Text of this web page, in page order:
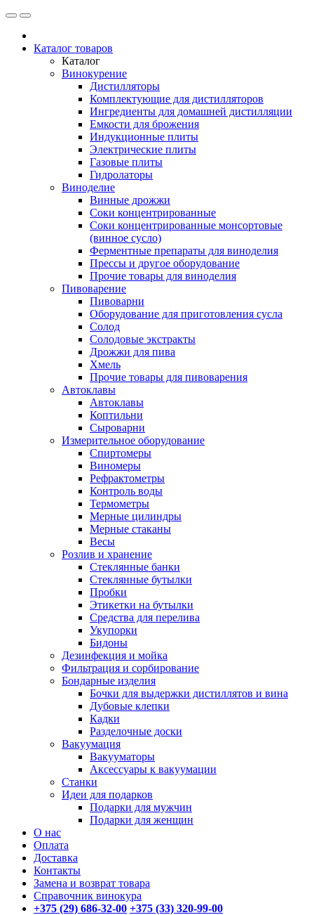
Каталог товаров
Каталог
Винокурение
Дистилляторы
Комплектующие для дистилляторов
Ингредиенты для домашней дистилляции
Емкости для брожения
Индукционные плиты
Электрические плиты
Газовые плиты
Гидролаторы
Виноделие
Винные дрожжи
Соки концентрированные
Соки концентрированные монсортовые
(винное сусло)
Ферментные препараты для виноделия
Прессы и другое оборудование
Прочие товары для виноделия
Пивоварение
Пивоварни
Оборудование для приготовления сусла
Солод
Солодовые экстракты
Дрожжи для пива
Хмель
Прочие товары для пивоварения
Автоклавы
Автоклавы
Коптильни
Сыроварни
Измерительное оборудование
Спиртомеры
Виномеры
Рефрактометры
Контроль воды
Термометры
Мерные цилиндры
Мерные стаканы
Весы
Розлив и хранение
Стеклянные банки
Стеклянные бутылки
Пробки
Этикетки на бутылки
Средства для перелива
Укупорки
Бидоны
Дезинфекция и мойка
Фильтрация и сорбирование
Бондарные изделия
Бочки для выдержки дистиллятов и вина
Дубовые клепки
Кадки
Разделочные доски
Вакуумация
Вакууматоры
Аксессуары к вакуумации
Станки
Идеи для подарков
Подарки для мужчин
Подарки для женщин
О нас
Оплата
Доставка
Контакты
Замена и возврат товара
Справочник винокура
+375 (29) 686-32-00 +375 (33) 320-99-00